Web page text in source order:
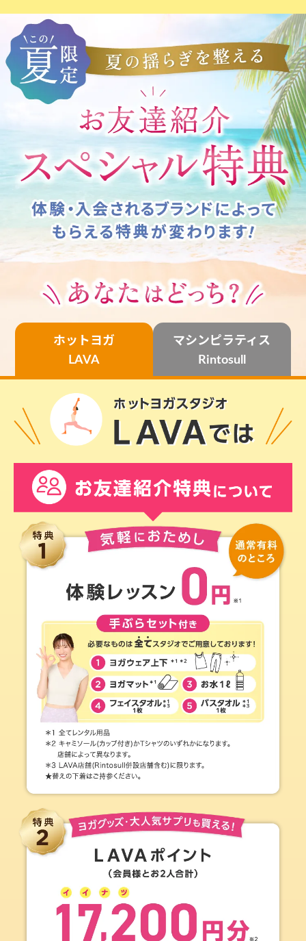
ホットヨガ
LAVA
マシンピラティス
Rintosull